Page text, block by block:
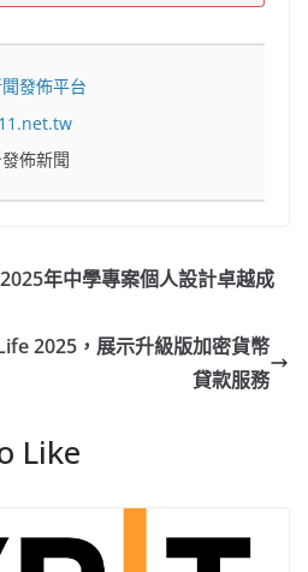
發佈平台
佈新聞
年中學專案個人設計卓越成
2025，展示升級版加密貨幣
貸款服務
Like